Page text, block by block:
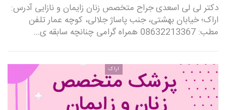
دکتر لی لی اسعدی جراح متخصص زنان زایمان و نازایی آدرس:
اراک؛ خیابان بهشتی، جنب پاساژ جلالی، کوچه عمار تلفن
مطب: 08632213367 همراه گرامی چنانچه سابقه ی…
اراک